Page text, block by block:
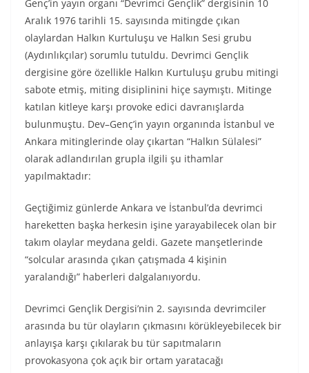
Genç’in yayın organı “Devrimci Gençlik” dergisinin 10
Aralık 1976 tarihli 15. sayısında mitingde çıkan
olaylardan Halkın Kurtuluşu ve Halkın Sesi grubu
(Aydınlıkçılar) sorumlu tutuldu. Devrimci Gençlik
dergisine göre özellikle Halkın Kurtuluşu grubu mitingi
sabote etmiş, miting disiplinini hiçe saymıştı. Mitinge
katılan kitleye karşı provoke edici davranışlarda
bulunmuştu. Dev–Genç’in yayın organında İstanbul ve
Ankara mitinglerinde olay çıkartan “Halkın Sülalesi”
olarak adlandırılan grupla ilgili şu ithamlar
yapılmaktadır:
Geçtiğimiz günlerde Ankara ve İstanbul’da devrimci
hareketten başka herkesin işine yarayabilecek olan bir
takım olaylar meydana geldi. Gazete manşetlerinde
“solcular arasında çıkan çatışmada 4 kişinin
yaralandığı” haberleri dalgalanıyordu.
Devrimci Gençlik Dergisi’nin 2. sayısında devrimciler
arasında bu tür olayların çıkmasını körükleyebilecek bir
anlayışa karşı çıkılarak bu tür sapıtmaların
provokasyona çok açık bir ortam yaratacağı